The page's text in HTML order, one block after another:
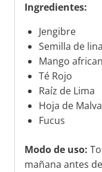
Ingredientes:
Jengibre
Semilla de
Mango
Té Rojo
Raíz de Lima
Hoja de Malva
Fucus
Modo de uso:
mañana antes